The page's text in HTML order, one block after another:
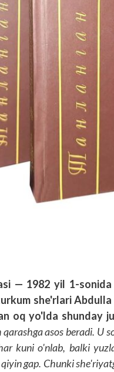
— 1982 yil 1-
she'rlari
oq yo'lda shunday
asos beradi. U
kuni o'nlab, balki
gap. Chunki